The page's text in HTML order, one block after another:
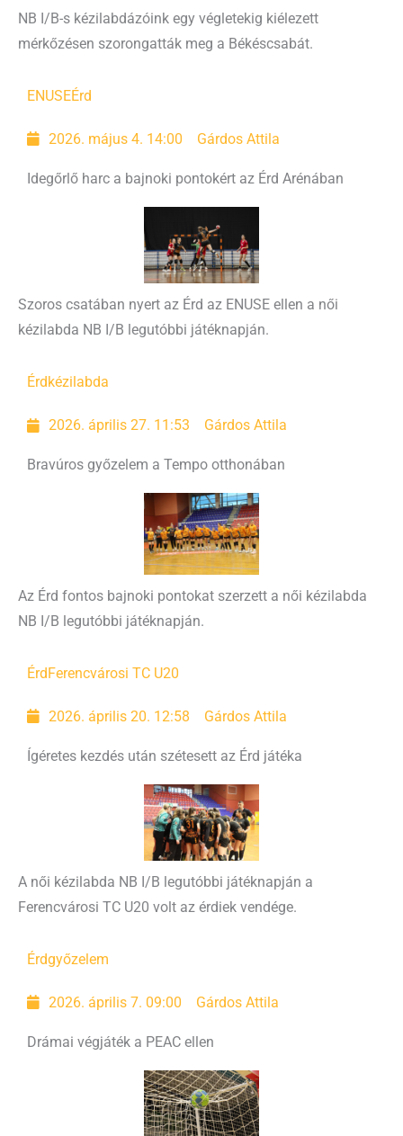
NB I/B-s kézilabdázóink egy végletekig kiélezett
mérkőzésen szorongatták meg a Békéscsabát.
ENUSEÉrd
2026. május 4. 14:00 Gárdos Attila
Idegőrlő harc a bajnoki pontokért az Érd Arénában
Szoros csatában nyert az Érd az ENUSE ellen a női
kézilabda NB I/B legutóbbi játéknapján.
Érd kézilabda
2026. április 27. 11:53 Gárdos Attila
Bravúros győzelem a Tempo otthonában
Az Érd fontos bajnoki pontokat szerzett a női kézilabda
NB I/B legutóbbi játéknapján.
Érd Ferencvárosi TC U20
2026. április 20. 12:58 Gárdos Attila
Ígéretes kezdés után szétesett az Érd játéka
A női kézilabda NB I/B legutóbbi játéknapján a
Ferencvárosi TC U20 volt az érdiek vendége.
Érdgyőzelem
2026. április 7. 09:00 Gárdos Attila
Drámai végjáték a PEAC ellen